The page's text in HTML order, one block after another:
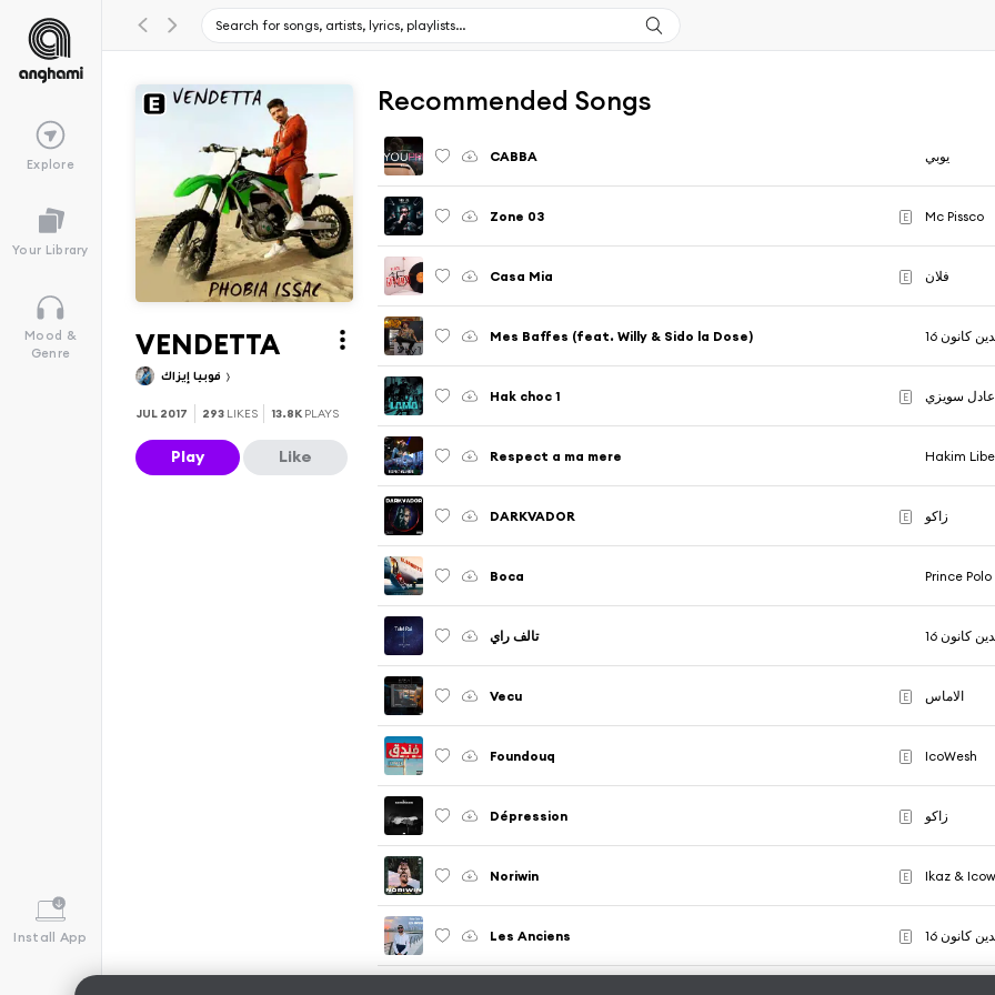
Explore
Your Library
Mood &
Genre
Install App
VENDETTA
JUL 2017 293 LIKES 13.8K PLAYS
Play Like
Recommended Songs
CABBA يوبي
Zone 03 E Mc Pissco
Casa Mia E فلان
Mes Baffes (feat. Willy & Sido la Dose) كانون 16
Hak choc 1 E عادل سويزي
Respect a ma mere Hakim
DARKVADOR E زاكو
Boca Prince Polo
تالف راي كانون 16
Vecu E الاماس
Foundouq E IcoWesh
Dépression E زاكو
Noriwin E Ikaz &
Les Anciens E كانون 16